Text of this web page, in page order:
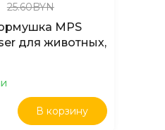
25.60BYN
MPS
для животных,
В корзину